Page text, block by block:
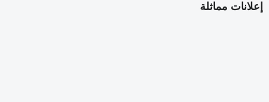
إعلانات مماثلة